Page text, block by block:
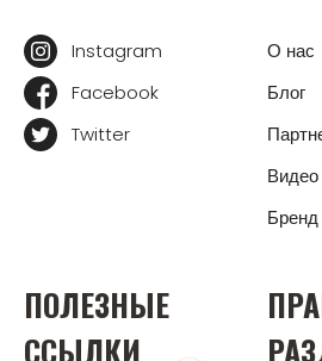
Instagram
Facebook
Twitter
О нас
Блог
Видео
ПОЛЕЗНЫЕ
ССЫЛКИ